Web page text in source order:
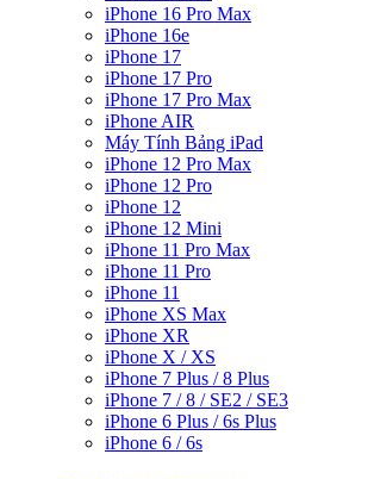
iPhone 16 Pro Max
iPhone 16e
iPhone 17
iPhone 17 Pro
iPhone 17 Pro Max
iPhone AIR
Máy Tính Bảng iPad
iPhone 12 Pro Max
iPhone 12 Pro
iPhone 12
iPhone 12 Mini
iPhone 11 Pro Max
iPhone 11 Pro
iPhone 11
iPhone XS Max
iPhone XR
iPhone X / XS
iPhone 7 Plus / 8 Plus
iPhone 7 / 8 / SE2 / SE3
iPhone 6 Plus / 6s Plus
iPhone 6 / 6s